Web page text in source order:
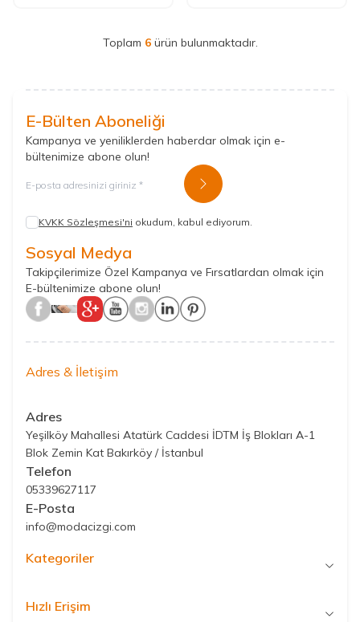
Toplam 6ürün bulunmaktadır.
E-Bülten Aboneliği
Kampanya ve yeniliklerden haberdar olmak için e-
bültenimize abone olun!
Kayıt Ol
KVKK Sözleşmesi'ni okudum, kabul ediyorum.
Sosyal Medya
Takipçilerimize Özel Kampanya ve Fırsatlardan olmak için
E-bültenimize abone olun!
Adres & İletişim
Adres
Yeşilköy Mahallesi Atatürk Caddesi İDTM İş Blokları A-1
Blok Zemin Kat Bakırköy / İstanbul
Telefon
05339627117
E-Posta
info@modacizgi.com
Kategoriler
Hızlı Erişim